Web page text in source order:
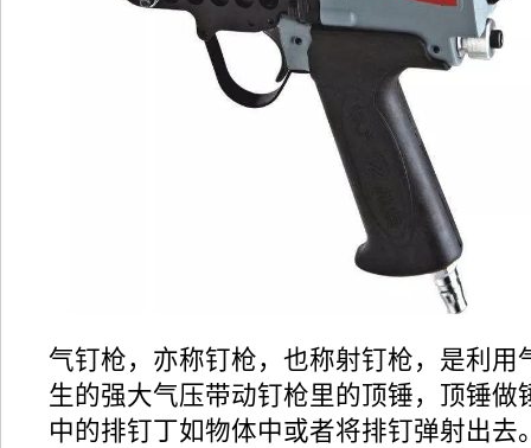
气钉枪，亦称钉枪，也称射钉枪，是利用
生的强大气压带动钉枪里的顶锤，顶锤做
中的排钉丁如物体中或者将排钉弹射出去